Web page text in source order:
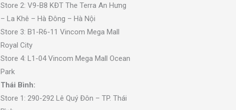
Store 2: V9-B8 KĐT The Terra An Hưng
– La Khê – Hà Đông – Hà Nội
Store 3: B1-R6-11 Vincom Mega Mall
Royal City
Store 4: L1-04 Vincom Mega Mall Ocean
Park
Thái Bình:
Store 1: 290-292 Lê Quý Đôn – TP. Thái